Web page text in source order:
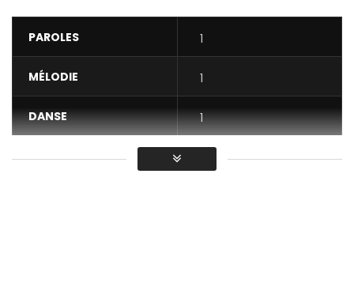
PAROLES 1
MÉLODIE 1
DANSE 1
VIDÉO